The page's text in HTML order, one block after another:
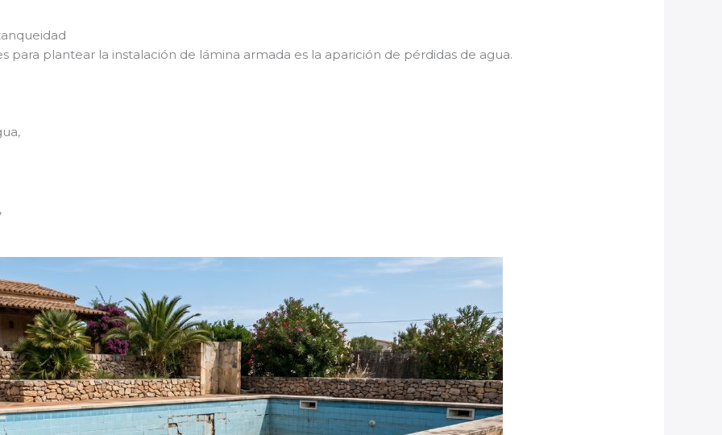
para plantear la instalación de lámina armada es la aparición de pérdidas de agua.